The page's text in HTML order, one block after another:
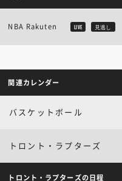
NBA Rakuten LIVE 見逃し
関連カレンダー
バスケットボール
トロント・ラプターズ
トロント・ラプターズの日程